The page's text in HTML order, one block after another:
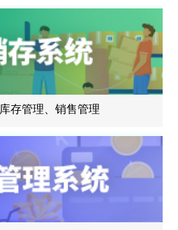
存管理、销售管理